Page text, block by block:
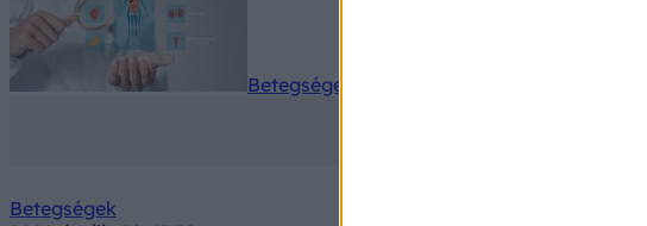
Betegségek A-Z
Betegségek